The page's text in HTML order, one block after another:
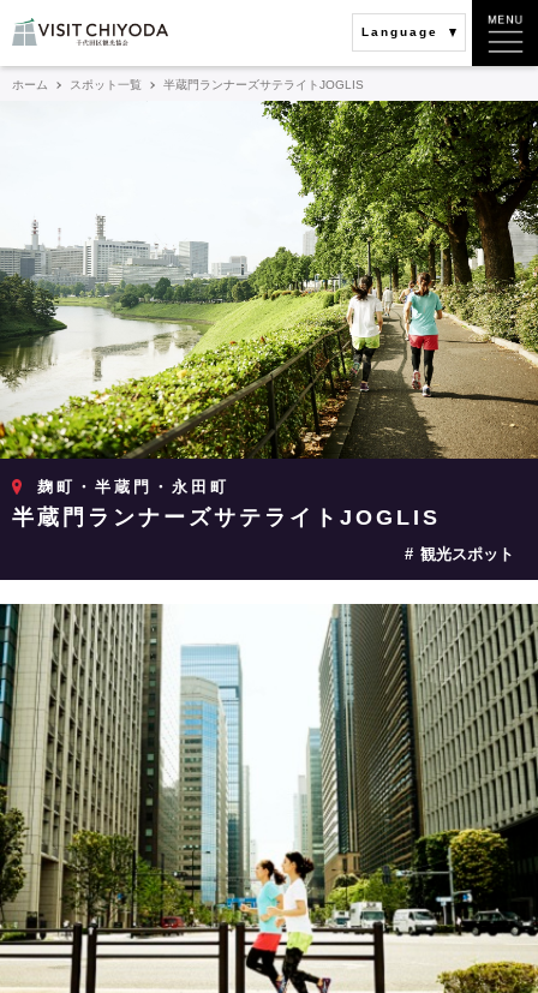
Language
ホーム スポット一覧 半蔵門ランナーズサテライトJOGLIS
麹町・半蔵門・永田町
半蔵門ランナーズサテライトJOGLIS
観光スポット